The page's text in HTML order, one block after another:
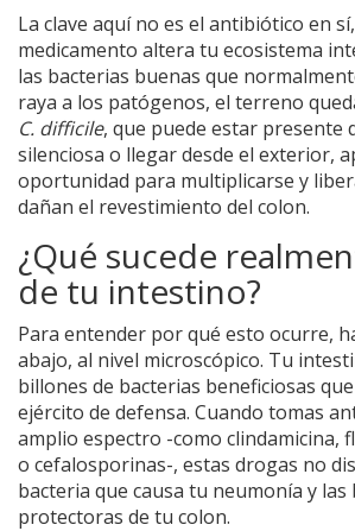
La clave aquí no es el antibiótico en
medicamento altera tu ecosistema
las bacterias buenas que
raya a los patógenos, el terreno
C. difficile, que puede estar presente
silenciosa o llegar desde el exterior,
oportunidad para multiplicarse y
dañan el revestimiento del colon.
¿Qué sucede
de tu intestino?
Para entender por qué esto ocurre,
abajo, al nivel microscópico. Tu
billones de bacterias beneficiosas
ejército de defensa. Cuando tomas
amplio espectro -como clindamicina,
o cefalosporinas-, estas drogas no
bacteria que causa tu neumonía y las
protectoras de tu colon.